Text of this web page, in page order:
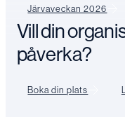
Järvaveckan 2026
Vill din
påverka?
Boka din plats